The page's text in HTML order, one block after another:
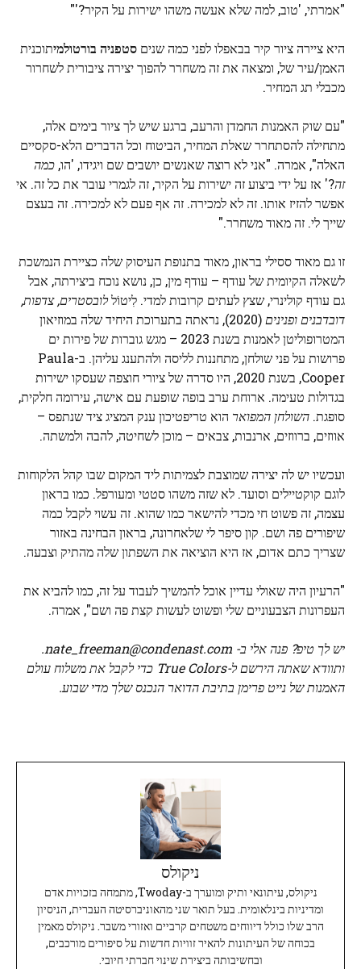
"אמרתי, 'טוב, למה שלא אעשה משהו ישירות על הקיר?'"
היא ציירה ציור קיר בבאפלו לפני כמה שנים סטפניה בורטולמיתוכנית
האמן/עיר של, ומצאה את זה משחרר להפוך יצירה ציבורית לשחרור
מכבלי תג המחיר.
"עם שוק האמנות החמדן והרעב, ברגע שיש לך ציור בימים אלה,
מתחילה להסתחרר שאלת המחיר, הביטוח וכל הדברים הלא-סקסיים
האלה", אמרה. "אני לא רוצה שאנשים יושבים שם ויגידו, 'הו, כמה
זה?' אז על ידי ביצוע זה ישירות על הקיר, זה לגמרי עובר את כל זה. אי
אפשר להזיז אותו. זה לא למכירה. זה אף פעם לא למכירה. זה בעצם
שייך לי. זה מאוד משחרר."
זו גם מאוד ססילי בראון, מאוד בתנופת העיסוק שלה כציירת הנמשכת
לשאלה הקיומית של עודף – עודף מין, כן, נושא נוכח ביצירתה, אבל
גם עודף קולינרי, שצץ לעתים קרובות למדי. לִיטוֹללובסטרים, צדפות,
דובדבנים ופנינים
(2020), נראתה בתערוכת היחיד שלה במוזיאון
המטרופוליטן לאמנות בשנת 2023 – מגש גוברות של פירות ים
פרושות על פני שולחן, מתחננות לליסה ולהתענג עליהן. ב-Paula
Cooper, בשנת 2020, היו סדרה של ציורי חוצפה שעסקו ישירות
בגדולות טעימה. ארוחת ערב בופה שופעת עם אישה, עירומה חלקית,
סופגת. השולחן המפואר הוא טריפטיכון ענק המציג ציד שנתפס –
אווזים, ברווזים, ארנבות, צבאים – מוכן לשחיטה, להבה ולמשתה.
ועכשיו יש לה יצירה שמוצבת לצמיתות ליד המקום שבו קהל הלקוחות
לוגם קוקטיילים וסועד. לא שזה משהו סטטי ומעורפל. כמו בראון
עצמה, זה פשוט חי מכדי להישאר כמו שהוא. זה עשוי לקבל כמה
שיפורים פה ושם. קון סיפר לי שלאחרונה, בראון הבחינה באזור
שצריך כתם אדום, אז היא הוציאה את השפתון שלה מהתיק וצבעה.
"הרעיון היה שאולי עדיין אוכל להמשיך לעבוד על זה, כמו להביא את
העפרונות הצבעוניים שלי ופשוט לעשות קצת פה ושם", אמרה.
יש לך טיפ? פנה אלי ב- nate_freeman@condenast.com
.
ותוודא שאתההירשם ל-True Colors
כדי לקבל את משלוח עולם
האמנות של נייט פרימן בתיבת הדואר הנכנס שלך מדי שבוע.
ניקולס
ניקולס, עיתונאי ותיק ומוערך ב-Twoday, מתמחה בזכויות אדם
ומדיניות בינלאומית. בעל תואר שני מהאוניברסיטה העברית, הניסיון
הרב שלו כולל דיווחים משטחים קרביים ואזורי משבר. ניקולס מאמין
בכוחה של העיתונות להאיר זוויות חדשות על סיפורים מורכבים,
ובחשיבותה ביצירת שינוי חברתי חיובי.